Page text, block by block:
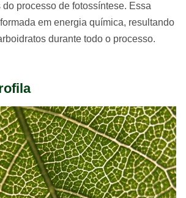
processo de fotossíntese. Essa
em energia química, resultando
durante todo o processo.